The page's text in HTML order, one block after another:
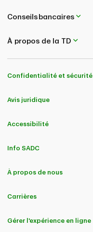
Conseils bancaires
À propos de la TD
Confidentialité et sécurité
Avis juridique
Accessibilité
Info SADC
À propos de nous
Carrières
Gérer l'expérience en ligne